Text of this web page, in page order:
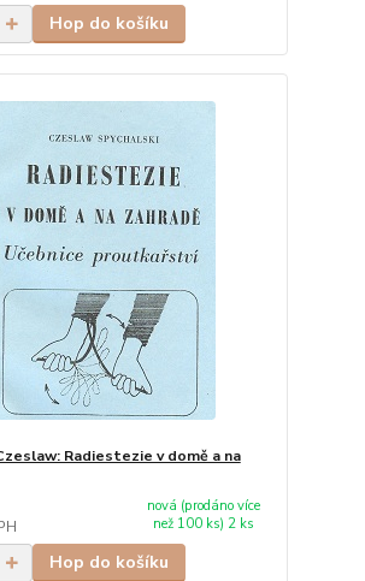
Hop do košíku
Radiestezie v domě a na
nová (prodáno více
než 100 ks) 2 ks
Hop do košíku